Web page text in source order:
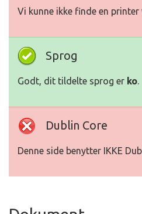
Vi kunne ikke finde en printer
Sprog
Godt, dit tildelte sprog er ko.
Dublin Core
Denne side benytter IKKE